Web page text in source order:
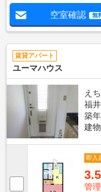
空室確認 無
賃貸アパート
ユーマハウス
え
福
築
建
即入
3.5
管